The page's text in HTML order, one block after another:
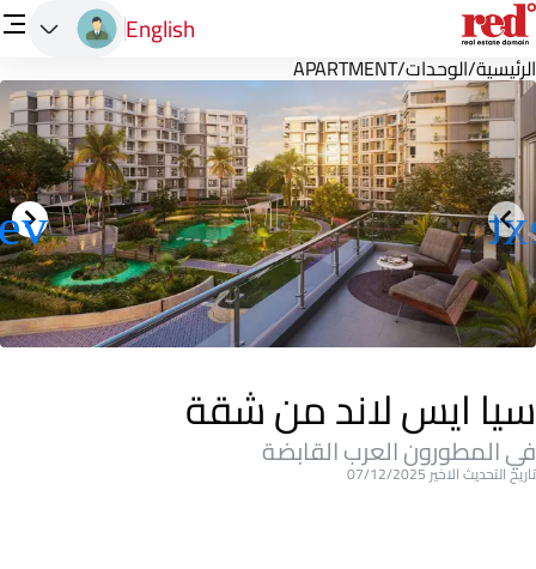
English
الرئيسية/الوحدات/
APARTMENT
سيا ايس لاند من شقة
في المطورون العرب القابضة
تاريخ التحديث الاخير 07/12/2025